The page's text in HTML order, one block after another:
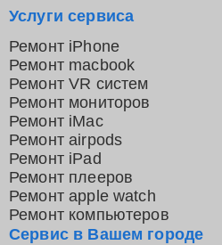
Сервис в Вашем городе
Услуги сервиса
Ремонт iPhone
Ремонт macbook
Ремонт VR систем
Ремонт мониторов
Ремонт iMac
Ремонт airpods
Ремонт iPad
Ремонт плееров
Ремонт apple watch
Ремонт компьютеров